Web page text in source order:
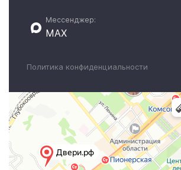
Мессенджер:
MAX
Политика конфиденциальности